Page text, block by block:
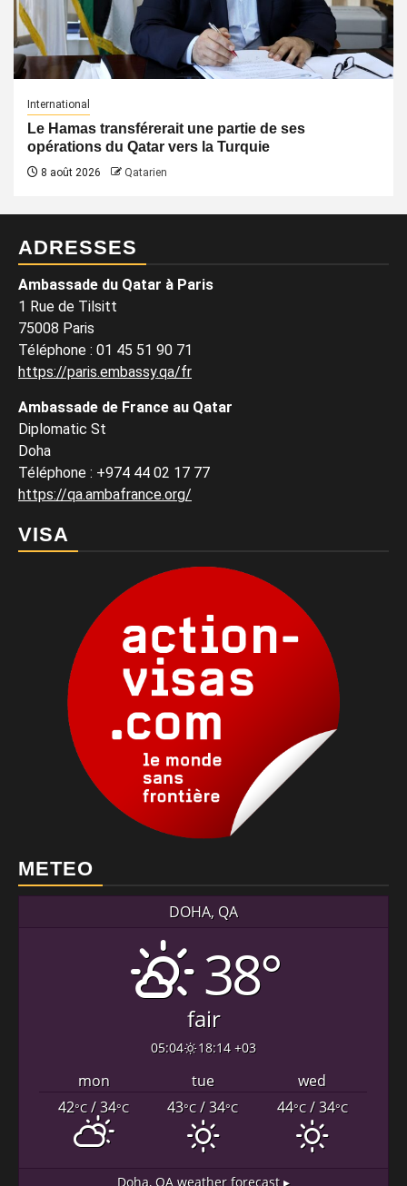
International
Le Hamas transférerait une partie de ses
opérations du Qatar vers la Turquie
8 août 2026 Qatarien
ADRESSES
Ambassade du Qatar à Paris
1 Rue de Tilsitt
75008 Paris
Téléphone : 01 45 51 90 71
https://paris.embassy.qa/fr
Ambassade de France au Qatar
Diplomatic St
Doha
Téléphone : +974 44 02 17 77
https://qa.ambafrance.org/
VISA
METEO
DOHA, QA
38°
fair
05:04 18:14 +03
mon tue
wed
42°C/ 34°C 43°C/ 34°C 44°C/ 34°C
Doha, QA weather forecast ▸